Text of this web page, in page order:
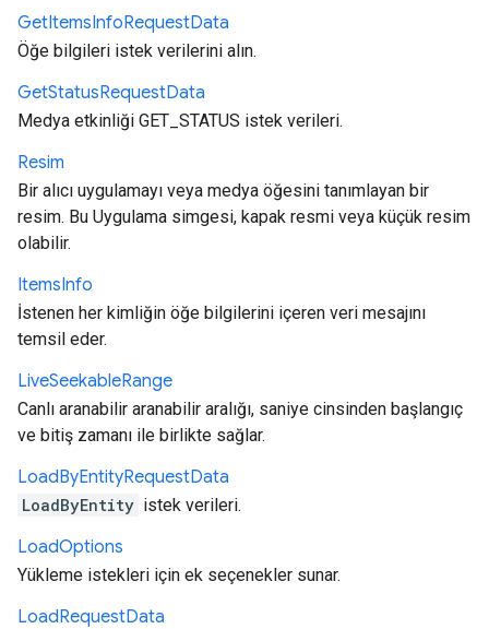
GetItemsInfoRequestData
Öğe bilgileri istek verilerini alın.
GetStatusRequestData
Medya etkinliği GET_STATUS istek verileri.
Resim
Bir alıcı uygulamayı veya medya öğesini tanımlayan bir
resim. Bu Uygulama simgesi, kapak resmi veya küçük resim
olabilir.
ItemsInfo
İstenen her kimliğin öğe bilgilerini içeren veri mesajını
temsil eder.
LiveSeekableRange
Canlı aranabilir aranabilir aralığı, saniye cinsinden başlangıç
ve bitiş zamanı ile birlikte sağlar.
LoadByEntityRequestData
LoadByEntity istek verileri.
LoadOptions
Yükleme istekleri için ek seçenekler sunar.
LoadRequestData